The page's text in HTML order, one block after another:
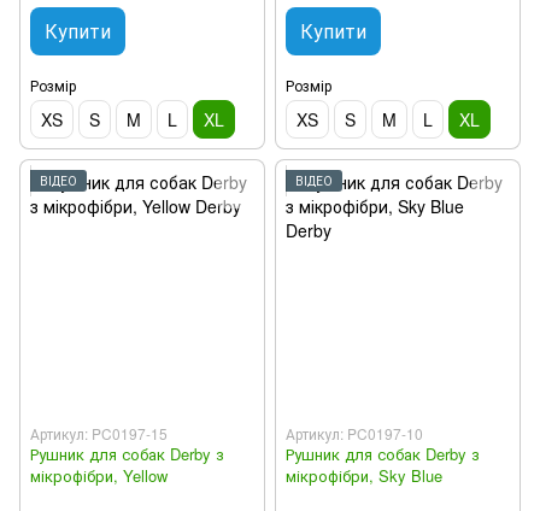
Купити
Розмір
XS S M L XL
Купити
Розмір
XS S M L XL
ВІДЕО
Артикул: PC0197-15
Рушник для собак Derby з
мікрофібри, Yellow
ВІДЕО
Артикул: PC0197-10
Рушник для собак Derby з
мікрофібри, Sky Blue